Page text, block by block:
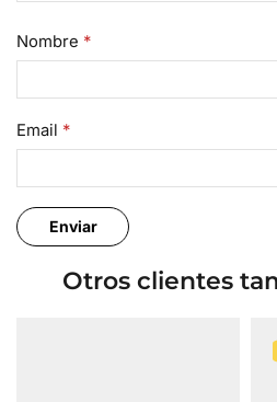
Nombre *
Email *
Otros clientes